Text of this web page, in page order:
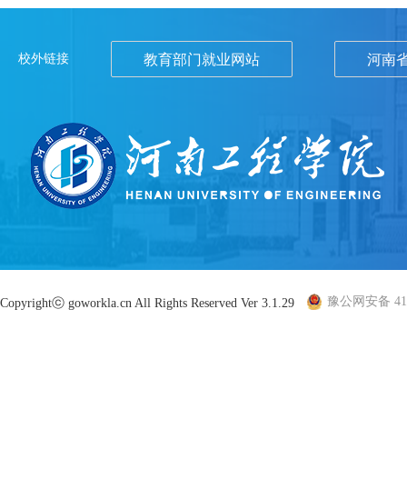
校外链接 教育部门就业网站 河南
Copyrightⓒ goworkla.cn All Rights Reserved Ver 3.1.29 豫公网安备